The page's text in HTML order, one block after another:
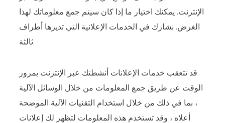
الإنترنت. يمكنك اختيار ما إذا كان سيتم جمع معلوماتك لهذا
الغرض. نشارك في الخدمات الإعلانية التي تديرها أطراف
ثالثة.
قد تتعقب خدمات الإعلانات أنشطتك عبر الإنترنت بمرور
الوقت عن طريق جمع المعلومات من خلال الوسائل الآلية
، بما في ذلك من خلال استخدام التقنيات الآلية الموضحة
أعلاه ، وقد تستخدم هذه المعلومات لتظهر لك إعلانات